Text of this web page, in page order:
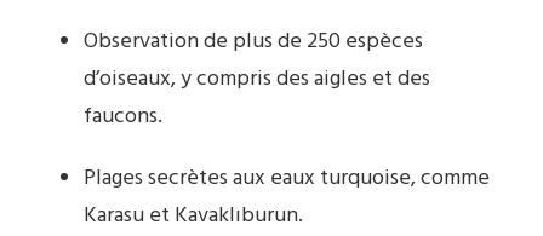
Observation de plus de 250 espèces
d’oiseaux, y compris des aigles et des
faucons.
Plages secrètes aux eaux turquoise, comme
Karasu et Kavaklıburun.